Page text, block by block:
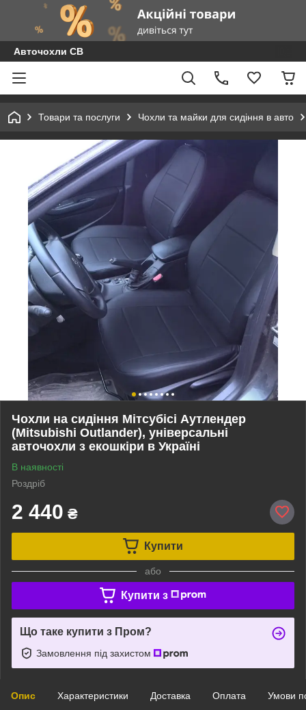
Авточохли СВ
Товари та послуги Чохли та майки для сидіння в авто
Чохли на сидіння Мітсубісі Аутлендер
(Mitsubishi Outlander), універсальні
авточохли з екошкіри в Україні
В наявності
Роздріб
2 440 ₴
Купити
або
Купити з
Що таке купити з Пром?
Замовлення під захистом
Опис Характеристики Доставка Оплата Умови